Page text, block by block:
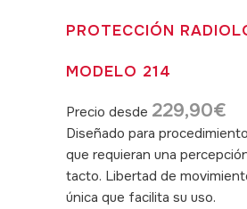
PROTECCIÓN
MODELO 214
Precio desde 229,90€
Diseñado para
que requieran una
tacto. Libertad de
única que facilita su uso.